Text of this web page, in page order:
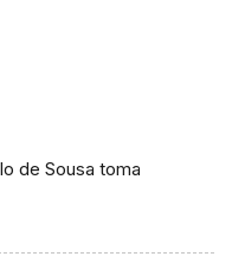
de Sousa toma